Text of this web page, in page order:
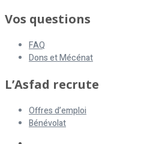
Vos questions
FAQ
Dons et Mécénat
L’Asfad recrute
Offres d’emploi
Bénévolat